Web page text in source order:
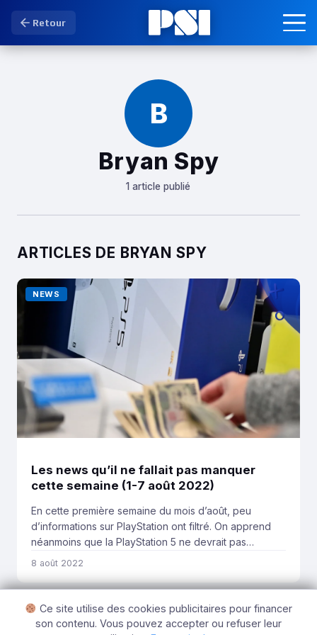
Retour
B
Bryan Spy
1 article publié
ARTICLES DE BRYAN SPY
NEWS
Les news qu’il ne fallait pas manquer
cette semaine (1-7 août 2022)
En cette première semaine du mois d’août, peu
d’informations sur PlayStation ont filtré. On apprend
néanmoins que la PlayStation 5 ne devrait pas
augmenter son prix pour le moment malgré l’inflation.
semaine. Les infos indispensables C’est dans un
article de Bloomberg que l’on apprend […]
8 août 2022
Ce site utilise des cookies publicitaires pour financer
son contenu. Vous pouvez accepter ou refuser leur